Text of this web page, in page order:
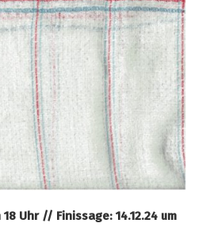
Uhr // Finissage: 14.12.24 um